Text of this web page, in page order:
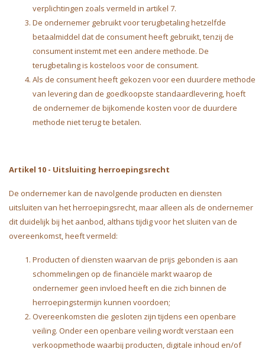
verplichtingen zoals vermeld in artikel 7.
De ondernemer gebruikt voor terugbetaling hetzelfde
betaalmiddel dat de consument heeft gebruikt, tenzij de
consument instemt met een andere methode. De
terugbetaling is kosteloos voor de consument.
Als de consument heeft gekozen voor een duurdere methode
van levering dan de goedkoopste standaardlevering, hoeft
de ondernemer de bijkomende kosten voor de duurdere
methode niet terug te betalen.
Artikel 10 - Uitsluiting herroepingsrecht
De ondernemer kan de navolgende producten en diensten
uitsluiten van het herroepingsrecht, maar alleen als de ondernemer
dit duidelijk bij het aanbod, althans tijdig voor het sluiten van de
overeenkomst, heeft vermeld:
Producten of diensten waarvan de prijs gebonden is aan
schommelingen op de financiële markt waarop de
ondernemer geen invloed heeft en die zich binnen de
herroepingstermijn kunnen voordoen;
Overeenkomsten die gesloten zijn tijdens een openbare
veiling. Onder een openbare veiling wordt verstaan een
verkoopmethode waarbij producten, digitale inhoud en/of